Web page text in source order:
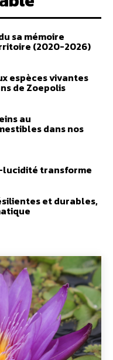
sa mémoire
(2020-2026)
espèces vivantes
de Zoepolis
au
dans nos
lucidité transforme
et durables,